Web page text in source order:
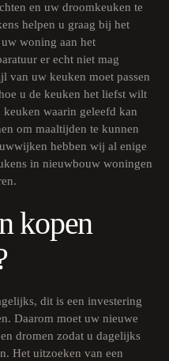
en uw droomkeuken te
helpen u graag bij het
woning aan het
er echt niet mag
van uw keuken moet passen
u de keuken het liefst wilt
waarin geleefd kan
om maaltijden te kunnen
hebben wij al enige
in nieuwbouw woningen
kopen
dit is een investering
Daarom moet uw nieuwe
dromen zodat u dagelijks
Het uitzoeken van een